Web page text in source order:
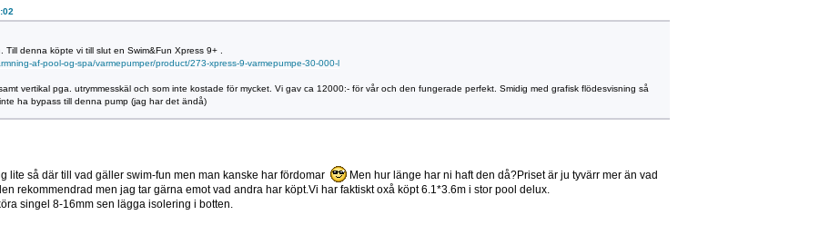
denna köpte vi till slut en Swim&Fun Xpress 9+ .
af-pool-og-spa/varmepumper/product/273-xpress-9-varmepumpe-30-000-l
vertikal pga. utrymmesskäl och som inte kostade för mycket. Vi gav ca 12000:- för vår och den fungerade perfekt. Smidig med grafisk flödesvisning så
ha bypass till denna pump (jag har det ändå)
lite så där till vad gäller swim-fun men man kanske har fördomar
Men hur länge har ni haft den då?Priset är ju tyvärr mer än vad
rekommendrad men jag tar gärna emot vad andra har köpt.Vi har faktiskt oxå köpt 6.1*3.6m i stor pool delux.
singel 8-16mm sen lägga isolering i botten.